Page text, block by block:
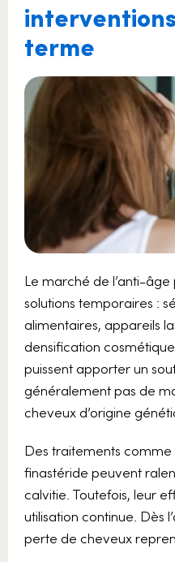
terme
Le marché de l’anti-
solutions temporaires :
alimentaires, appareils
densification
puissent apporter un
généralement pas de
cheveux d’origine
Des traitements comme
finastéride peuvent
calvitie. Toutefois, leur
utilisation continue. Dès
perte de cheveux